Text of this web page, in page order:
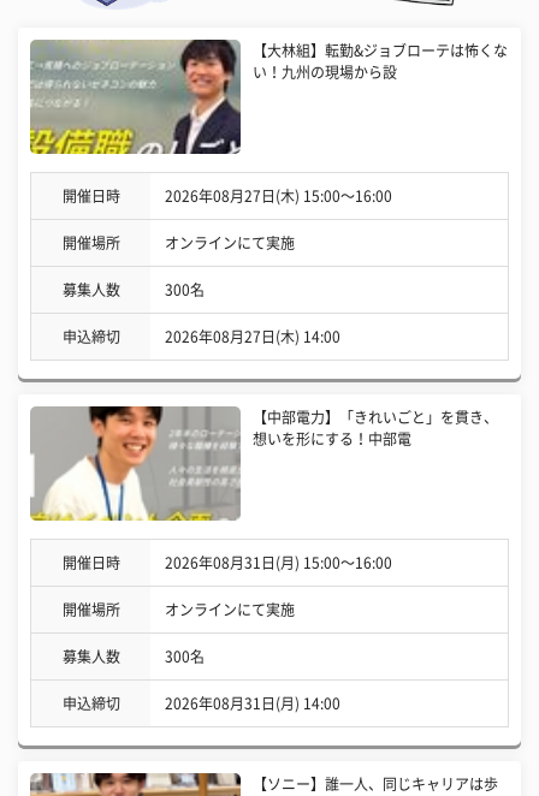
【大林組】転勤&ジョブローテは怖くな
い！九州の現場から設
開催日時 2026年08月27日(木) 15:00〜16:00
開催場所 オンラインにて実施
募集人数 300名
申込締切 2026年08月27日(木) 14:00
【中部電力】「きれいごと」を貫き、
想いを形にする！中部電
開催日時 2026年08月31日(月) 15:00〜16:00
開催場所 オンラインにて実施
募集人数 300名
申込締切 2026年08月31日(月) 14:00
【ソニー】誰一人、同じキャリアは歩